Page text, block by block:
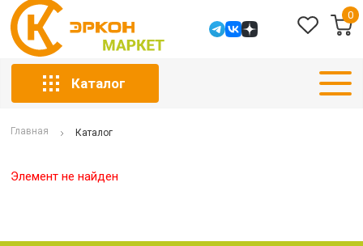
0
Каталог
Главная Каталог
Элемент не найден